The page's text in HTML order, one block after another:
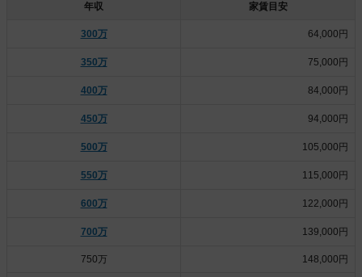
年収 家賃目安
300万 64,000円
350万 75,000円
400万 84,000円
450万 94,000円
500万 105,000円
550万 115,000円
600万 122,000円
700万 139,000円
750万 148,000円